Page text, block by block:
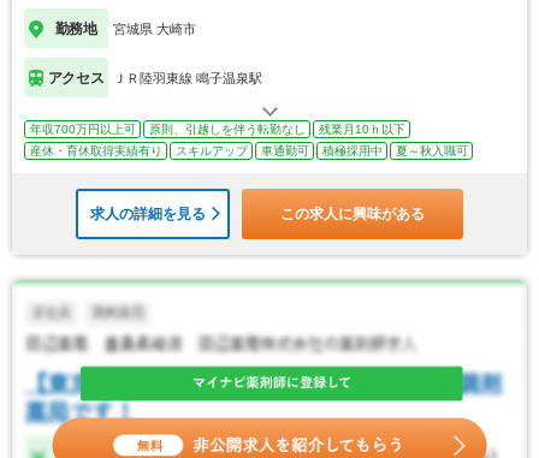
勤務地 宮城県 大崎市
アクセス ＪＲ陸羽東線 鳴子温泉駅
年収700万円以上可 原則、引越しを伴う転勤なし
残業月10ｈ以下
産休・育休取得実績有り
スキルアップ 車通勤可 積極採用中 夏～秋入職可
求人の詳細を見る この求人に興味がある